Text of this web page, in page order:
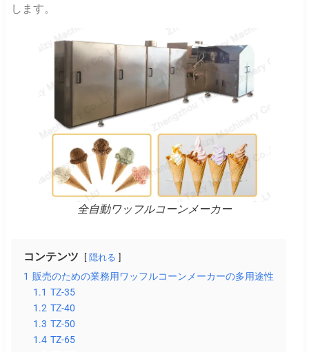
します。
全自動ワッフルコーンメーカー
コンテンツ 隠れる
1 販売のための業務用ワッフルコーンメーカーの多用途性
1.1 TZ-35
1.2 TZ-40
1.3 TZ-50
1.4 TZ-65